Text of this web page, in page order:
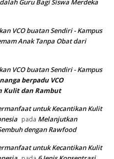
Guru Bagi Siswa Merdeka
VCO buatan Sendiri - Kampus
Anak Tanpa Obat dari
VCO buatan Sendiri - Kampus
berpadu VCO
Kulit dan Rambut
untuk Kecantikan Kulit
pada Melanjutkan
dengan Rawfood
untuk Kecantikan Kulit